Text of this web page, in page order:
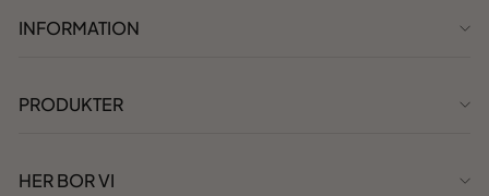
INFORMATION
PRODUKTER
HER BOR VI